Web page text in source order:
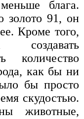
блага.
золото 91, он
Кроме того,
создавать
количество
как бы ни
бы просто
скудостью.
животные,